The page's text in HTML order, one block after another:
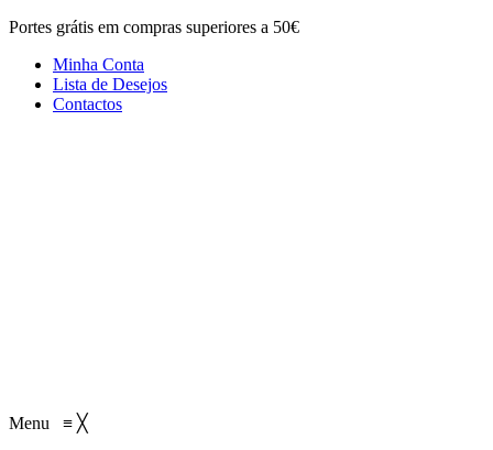
Portes grátis em compras superiores a 50€
Minha Conta
Lista de Desejos
Contactos
Menu ≡ ╳